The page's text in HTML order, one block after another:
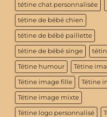
tétine chat personnalisée
tétine de bébé chien
tétine de bébé paillette
tétine de bébé singe
Tétine humour Tétine
Tétine image fille Tétine
Tétine image mixte
Tétine logo personnalisé